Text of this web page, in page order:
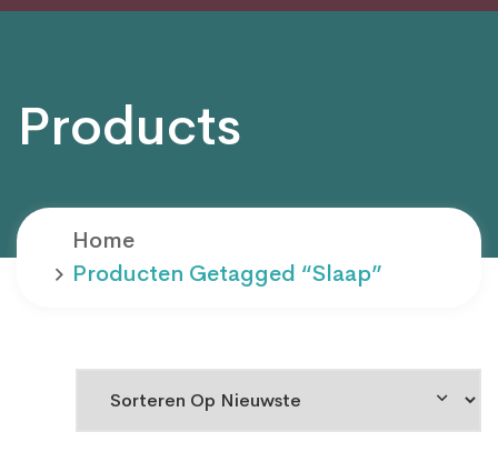
Products
Home
Producten Getagged “slaap”